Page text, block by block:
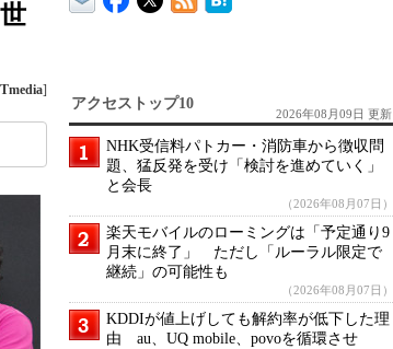
]
アクセストップ10
2026年08月09日 更新
NHK受信料パトカー・消防車から徴収問
題、猛反発を受け「検討を進めていく」
と会長
（2026年08月07日）
楽天モバイルのローミングは「予定通り9
月末に終了」 ただし「ルーラル限定で
継続」の可能性も
（2026年08月07日）
KDDIが値上げしても解約率が低下した理
由 au、UQ mobile、povoを循環させ